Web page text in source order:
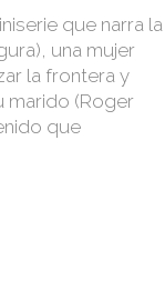
que narra la
una mujer
la frontera y
marido (Roger
que